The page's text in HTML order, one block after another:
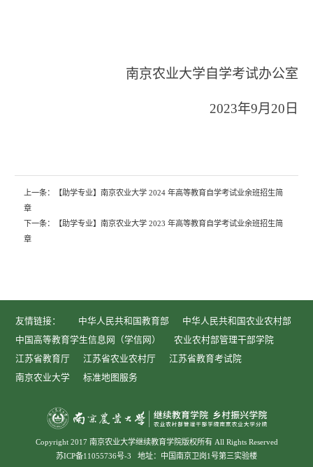
南京农业大学自学考试办公室
2023年9月20日
上一条：
【助学专业】南京农业大学 2024 年高等教育自学考试业余班招生简
章
下一条：
【助学专业】南京农业大学 2023 年高等教育自学考试业余班招生简
章
友情链接： 中华人民共和国教育部
中华人民共和国农业农村部
中国高等教育学生信息网（学信网）
农业农村部管理干部学院
江苏省教育厅
江苏省农业农村厅
江苏省教育考试院
南京农业大学
标准地图服务
Copyright 2017 南京农业大学继续教育学院版权所有 All Rights Reserved
苏ICP备11055736号-3 地址：中国南京卫岗1号第三实验楼